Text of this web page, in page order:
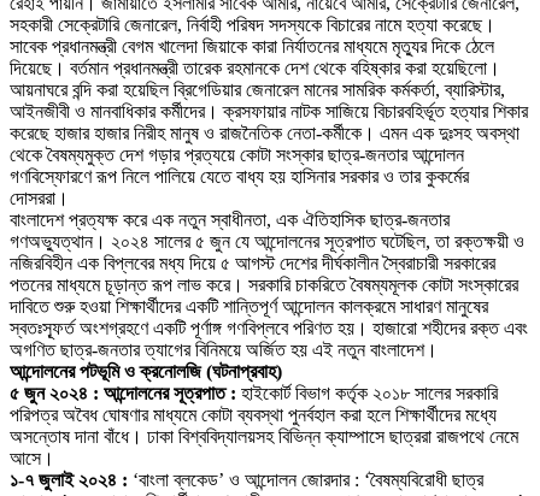
সহকারী সেক্রেটারি জেনারেল, নির্বাহী পরিষদ সদস্যকে বিচারের নামে হত্যা করেছে।
সাবেক প্রধানমন্ত্রী বেগম খালেদা জিয়াকে কারা নির্যাতনের মাধ্যমে মৃত্যুর দিকে ঠেলে
দিয়েছে। বর্তমান প্রধানমন্ত্রী তারেক রহমানকে দেশ থেকে বহিষ্কার করা হয়েছিলো।
আয়নাঘরে বন্দি করা হয়েছিল ব্রিগেডিয়ার জেনারেল মানের সামরিক কর্মকর্তা, ব্যারিস্টার,
আইনজীবী ও মানবাধিকার কর্মীদের। ক্রসফায়ার নাটক সাজিয়ে বিচারবহির্ভূত হত্যার শিকার
করেছে হাজার হাজার নিরীহ মানুষ ও রাজনৈতিক নেতা-কর্মীকে। এমন এক দুঃসহ অবস্থা
থেকে বৈষম্যমুক্ত দেশ গড়ার প্রত্যয়ে কোটা সংস্কার ছাত্র-জনতার আন্দোলন
গণবিস্ফোরণে রূপ নিলে পালিয়ে যেতে বাধ্য হয় হাসিনার সরকার ও তার কুকর্মের
দোসররা।
বাংলাদেশ প্রত্যক্ষ করে এক নতুন স্বাধীনতা, এক ঐতিহাসিক ছাত্র-জনতার
গণঅভ্যুত্থান। ২০২৪ সালের ৫ জুন যে আন্দোলনের সূত্রপাত ঘটেছিল, তা রক্তক্ষয়ী ও
নজিরবিহীন এক বিপ্লবের মধ্য দিয়ে ৫ আগস্ট দেশের দীর্ঘকালীন স্বৈরাচারী সরকারের
পতনের মাধ্যমে চূড়ান্ত রূপ লাভ করে। সরকারি চাকরিতে বৈষম্যমূলক কোটা সংস্কারের
দাবিতে শুরু হওয়া শিক্ষার্থীদের একটি শান্তিপূর্ণ আন্দোলন কালক্রমে সাধারণ মানুষের
স্বতঃস্ফূর্ত অংশগ্রহণে একটি পূর্ণাঙ্গ গণবিপ্লবে পরিণত হয়। হাজারো শহীদের রক্ত এবং
অগণিত ছাত্র-জনতার ত্যাগের বিনিময়ে অর্জিত হয় এই নতুন বাংলাদেশ।
আন্দোলনের পটভূমি ও ক্রনোলজি (ঘটনাপ্রবাহ)
৫ জুন ২০২৪ : আন্দোলনের সূত্রপাত : হাইকোর্ট বিভাগ কর্তৃক ২০১৮ সালের সরকারি
পরিপত্র অবৈধ ঘোষণার মাধ্যমে কোটা ব্যবস্থা পুনর্বহাল করা হলে শিক্ষার্থীদের মধ্যে
অসন্তোষ দানা বাঁধে। ঢাকা বিশ্ববিদ্যালয়সহ বিভিন্ন ক্যাম্পাসে ছাত্ররা রাজপথে নেমে
আসে।
১-৭ জুলাই ২০২৪ : ‘বাংলা ব্লকেড’ ও আন্দোলন জোরদার : ‘বৈষম্যবিরোধী ছাত্র